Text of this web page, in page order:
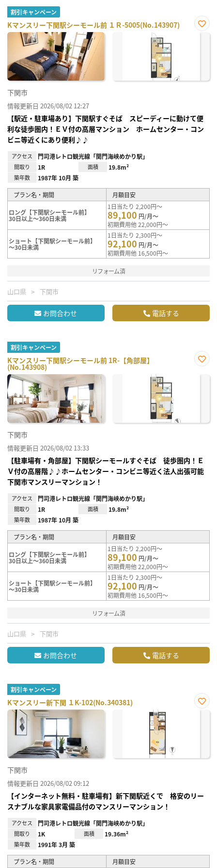
割引キャンペーン
Kマンスリー下関駅シーモール前 １Ｒ-5005(No.143907)
お気
下関市
情報更新日 2026/08/02 12:27
【駅近・駐車場あり】下関駅すぐそば スピーディーに動けて便
利な徒歩圏内！ＥＶ付の高層マンション ホームセンター・コン
ビニ等近くにあり便利♪♪
アクセス 門司港レトロ観光線「関門海峡めかり駅」
間取り 1R 面積 19.8m²
築年数 1987年 10月 築
プラン名・期間 月額目安
ロング【下関駅シーモール前】
30日以上～360日未満
1日当たり 2,200円～
89,100 円/月～
初期費用他 22,000円～
ショート【下関駅シーモール前】
～30日未満
1日当たり 2,300円～
92,100 円/月～
初期費用他 16,500円～
リフォーム済
山口県 下関市
お問合わせ 電話する
割引キャンペーン
Kマンスリー下関駅シーモール前 1R-【角部屋】
(No.143908)
に入
下関市
情報更新日 2026/08/02 13:33
【駐車場有・角部屋】下関駅シーモールすぐそば 徒歩圏内！Ｅ
Ｖ付の高層階♪♪ホームセンター・コンビニ等近く法人出張可能
下関市マンスリーマンション！
アクセス 門司港レトロ観光線「関門海峡めかり駅」
間取り 1R 面積 19.8m²
築年数 1987年 10月 築
プラン名・期間 月額目安
ロング【下関駅シーモール前】
30日以上～360日未満
1日当たり 2,200円～
89,100 円/月～
初期費用他 22,000円～
ショート【下関駅シーモール前】
～30日未満
1日当たり 2,300円～
92,100 円/月～
初期費用他 16,500円～
リフォーム済
山口県 下関市
お問合わせ 電話する
割引キャンペーン
Kマンスリー新下関 １K-102(No.340381)
お気
下関市
情報更新日 2026/08/02 09:12
【インターネット無料・駐車場有】新下関駅近くで 格安のリー
スナブルな家具家電備品付のマンスリーマンション！
アクセス 門司港レトロ観光線「関門海峡めかり駅」
間取り 1K 面積 19.36m²
築年数 1991年 3月 築
プラン名・期間 月額目安